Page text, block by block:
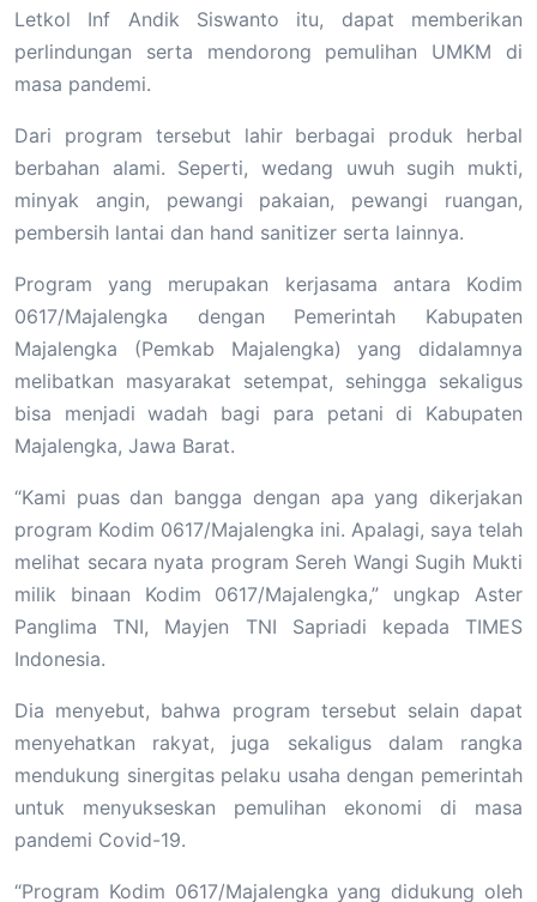
Letkol Inf Andik Siswanto itu, dapat memberikan
perlindungan serta mendorong pemulihan UMKM di
masa pandemi.
Dari program tersebut lahir berbagai produk herbal
berbahan alami. Seperti, wedang uwuh sugih mukti,
minyak angin, pewangi pakaian, pewangi ruangan,
pembersih lantai dan hand sanitizer serta lainnya.
Program yang merupakan kerjasama antara Kodim
0617/Majalengka dengan Pemerintah Kabupaten
Majalengka (Pemkab Majalengka) yang didalamnya
melibatkan masyarakat setempat, sehingga sekaligus
bisa menjadi wadah bagi para petani di Kabupaten
Majalengka, Jawa Barat.
“Kami puas dan bangga dengan apa yang dikerjakan
program Kodim 0617/Majalengka ini. Apalagi, saya telah
melihat secara nyata program Sereh Wangi Sugih Mukti
milik binaan Kodim 0617/Majalengka,” ungkap Aster
Panglima TNI, Mayjen TNI Sapriadi kepada TIMES
Indonesia.
Dia menyebut, bahwa program tersebut selain dapat
menyehatkan rakyat, juga sekaligus dalam rangka
mendukung sinergitas pelaku usaha dengan pemerintah
untuk menyukseskan pemulihan ekonomi di masa
pandemi Covid-19.
“Program Kodim 0617/Majalengka yang didukung oleh